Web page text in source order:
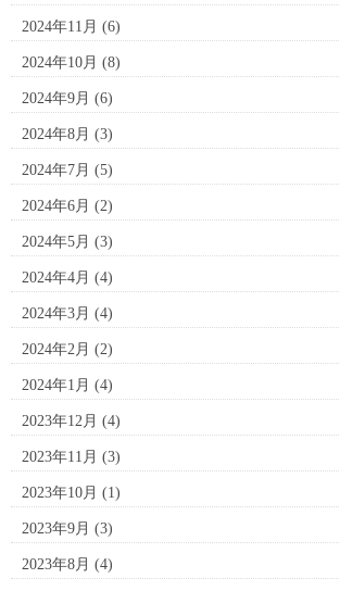
2024年11月 (6)
2024年10月 (8)
2024年9月 (6)
2024年8月 (3)
2024年7月 (5)
2024年6月 (2)
2024年5月 (3)
2024年4月 (4)
2024年3月 (4)
2024年2月 (2)
2024年1月 (4)
2023年12月 (4)
2023年11月 (3)
2023年10月 (1)
2023年9月 (3)
2023年8月 (4)